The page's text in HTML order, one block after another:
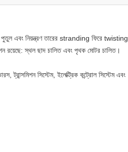
পুতুল এবং নিয়ন্ত্রণ তারের stranding ফিরে twisting
রয়েছে: স্থল ছাদ চালিত এবং পৃথক মোটর চালিত।
ট্রান্সমিশন সিস্টেম, ইলেক্ট্রিক কন্ট্রোল সিস্টেম এবং